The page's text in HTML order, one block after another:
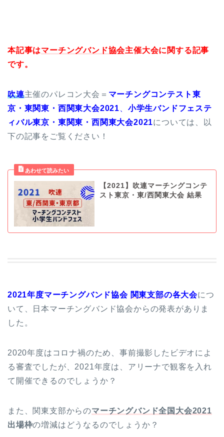
本記事はマーチングバンド協会主催大会に関する記事
です。
吹連主催のパレコン大会＝ マーチングコンテスト東
京・東関東・西関東大会2021
小学生バンドフェステ
ィバル東京・東関東・西関東大会2021については、以
下の記事をご覧ください！
【2021】吹連マーチングコンテ
スト東京・東/西関東大会 結果
2021年度マーチングバンド協会 関東支部の各大会につ
いて、日本マーチングバンド協会からの発表がありま
した。
2020年度はコロナ禍のため、事前撮影したビデオによ
る審査でしたが、2021年度は、アリーナで観客を入れ
て開催できるのでしょうか？
また、関東支部からのマーチングバンド全国大会2021
出場枠の増減はどうなるのでしょうか？